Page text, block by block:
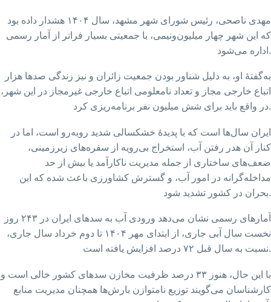
مهدی ناصحی، رئیس شورای شهر مشهد، سال ۱۴۰۴ هشدار داده بود
که این شهر چهار میلیون‌ونیمی، با جمعیتی بسیار فراتر از آمار رسمی
اداره می‌شود.
به‌گفتۀ او، به دلیل شناور بودن جمعیت زائران و نیز زندگی صدها هزار
اتباع خارجی مجاز و تعداد نامعلومی اتباع خارجی غیرمجاز در این شهر،
در واقع باید برای شش میلیون نفر برنامه‌ریزی کرد.
ایران سال‌ها است که با پدیدهٔ خشکسالی شدید روبه‌رو است، اما در
کنار آن هدر رفتن آب، استخراج بی‌رویه از سفره‌های زیرزمینی،
ضعف‌های ساختاری از جمله مدیریت ناکارآمد یا بیش از حد
مداخله‌گرانه در امور آب، و گسترش کشاورزی باعث شده که این
بحران در کشور تشدید شود.
آمارهای رسمی نشان می‌دهد ورودی آب به سدهای ایران در ۲۴۳ روز
نخست سال آبی جاری، از ابتدای مهر ۱۴۰۴ تا دوم خرداد سال جاری،
نسبت به سال قبل ۷۲ درصد افزایش یافته است.
با این حال، هنوز ۳۳ درصد ظرفیت مخازن سدهای کشور خالی است و
کارشناسان می‌گویند توزیع نامتوازن بارش‌ها همچنان مدیریت منابع